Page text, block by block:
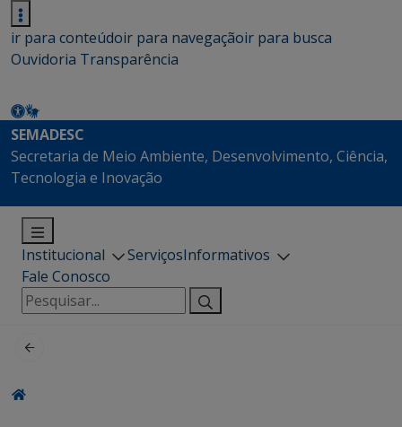
ir para conteúdoir para navegaçãoir para busca
Ouvidoria Transparência
SEMADESC
Secretaria de Meio Ambiente, Desenvolvimento, Ciência,
Tecnologia e Inovação
Institucional ServiçosInformativos
Fale Conosco
Pesquisar
por: